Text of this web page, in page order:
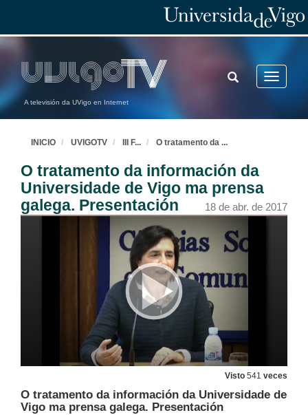
A televisión da UVigo en Internet
Toggle
TOGGLE
SEARCH
INICIO UVIGOTV III F... O tratamento da ...
O tratamento da información da
Universidade de Vigo ma prensa
galega. Presentación
18 de abr. de 2017
Visto 541 veces
O tratamento da información da Universidade de
Vigo ma prensa galega. Presentación